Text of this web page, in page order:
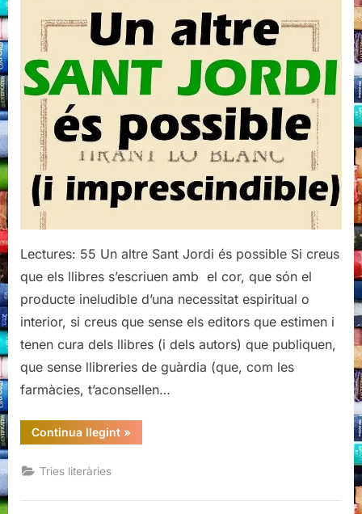
Jordi
2017
Lectures: 55 Un altre Sant Jordi és possible Si creus
que els llibres s’escriuen amb el cor, que són el
producte ineludible d’una necessitat espiritual o
interior, si creus que sense els editors que estimen i
tenen cura dels llibres (i dels autors) que publiquen,
que sense llibreries de guàrdia (que, com les
farmàcies, t’aconsellen…
Continua llegint“Tria
Sant
»
Tries literàries